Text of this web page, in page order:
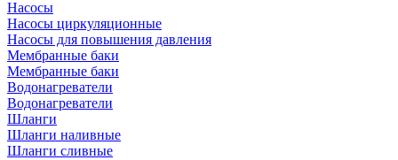
Насосы
Насосы циркуляционные
Насосы для повышения давления
Мембранные баки
Мембранные баки
Водонагреватели
Водонагреватели
Шланги
Шланги наливные
Шланги сливные